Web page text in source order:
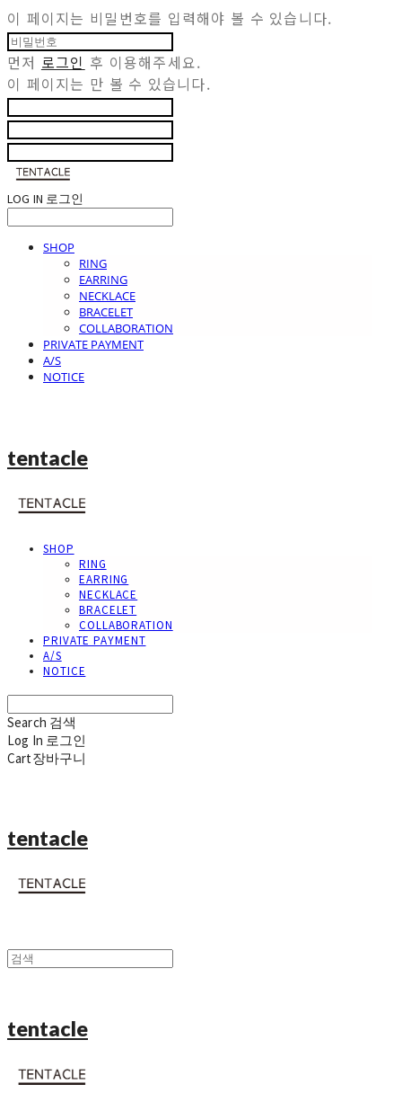
이 페이지는 비밀번호를 입력해야 볼 수 있습니다.
먼저 로그인 후 이용해주세요.
이 페이지는 만 볼 수 있습니다.
LOG IN 로그인
SHOP
RING
EARRING
NECKLACE
BRACELET
COLLABORATION
PRIVATE PAYMENT
A/S
NOTICE
tentacle
SHOP
RING
EARRING
NECKLACE
BRACELET
COLLABORATION
PRIVATE PAYMENT
A/S
NOTICE
Search 검색
Log In 로그인
Cart장바구니
tentacle
tentacle